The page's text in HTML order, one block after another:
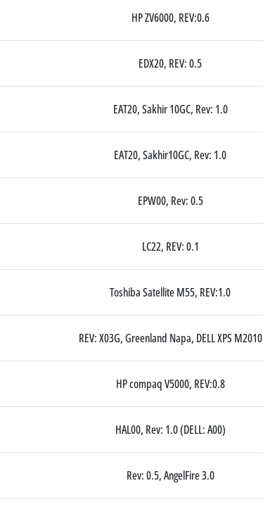
HP ZV6000, REV:0.6
EDX20, REV: 0.5
EAT20, Sakhir 10GC, Rev: 1.0
EAT20, Sakhir10GC, Rev: 1.0
EPW00, Rev: 0.5
LC22, REV: 0.1
Toshiba Satellite M55, REV:1.0
REV: X03G, Greenland Napa, DELL XPS M2010
HP compaq V5000, REV:0.8
HAL00, Rev: 1.0 (DELL: A00)
Rev: 0.5, AngelFire 3.0